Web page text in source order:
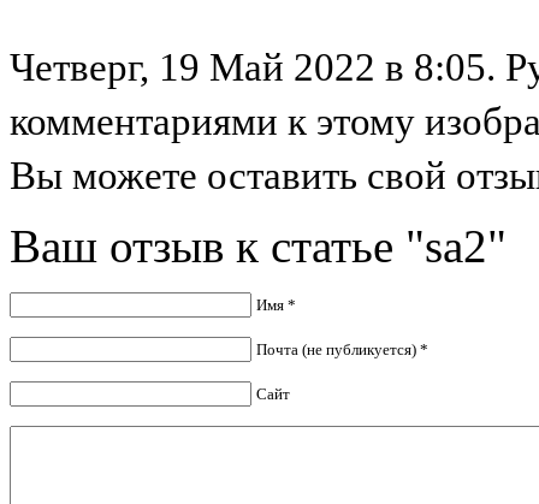
Четверг, 19 Май 2022 в 8:05.
комментариями к этому
Вы можете оставить свой
Ваш отзыв к статье "sa2"
Имя *
Почта (не публикуется) *
Сайт